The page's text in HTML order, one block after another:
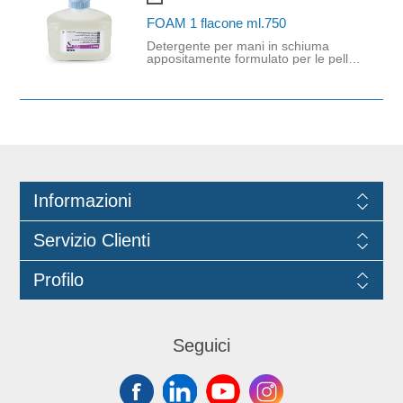
requisiti ecologici.
FOAM 1 flacone ml.750
Detergente per mani in schiuma
appositamente formulato per le pelli
Profumo fresco e piacevole, ideale
mani, incluse le parti spesso non
Compatibile con i dispenser
10034385 NEXA EROGATORE
COMPATTO DISPENSER BIANCO e
10038304 NEXA COMPACT TOUCH
Informazioni
Servizio Clienti
Profilo
Seguici